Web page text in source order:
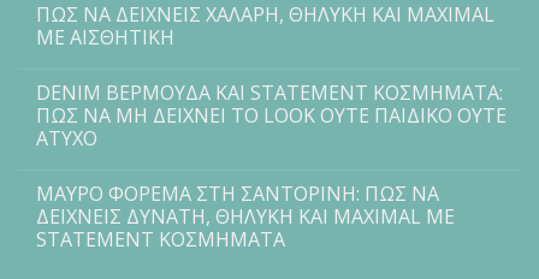
ΠΩΣ ΝΑ ΔΕΙΧΝΕΙΣ ΧΑΛΑΡΗ, ΘΗΛΥΚΗ ΚΑΙ MAXIMAL
ΜΕ ΑΙΣΘΗΤΙΚΗ
DENIM ΒΕΡΜΟΥΔΑ ΚΑΙ STATEMENT ΚΟΣΜΗΜΑΤΑ:
ΠΩΣ ΝΑ ΜΗ ΔΕΙΧΝΕΙ ΤΟ LOOK ΟΥΤΕ ΠΑΙΔΙΚΟ ΟΥΤΕ
ΑΤΥΧΟ
ΜΑΥΡΟ ΦΟΡΕΜΑ ΣΤΗ ΣΑΝΤΟΡΙΝΗ: ΠΩΣ ΝΑ
ΔΕΙΧΝΕΙΣ ΔΥΝΑΤΗ, ΘΗΛΥΚΗ ΚΑΙ MAXIMAL ΜΕ
STATEMENT ΚΟΣΜΗΜΑΤΑ